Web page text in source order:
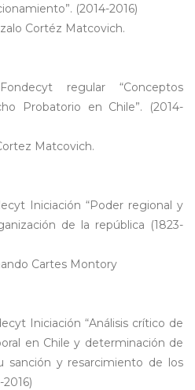
(2014-2016)
Cortéz Matcovich.
regular “Conceptos
Probatorio en Chile”. (2014-
Matcovich.
Iniciación “Poder regional y
de la república (1823-
Cartes Montory
Iniciación “Análisis crítico de
en Chile y determinación de
sanción y resarcimiento de los